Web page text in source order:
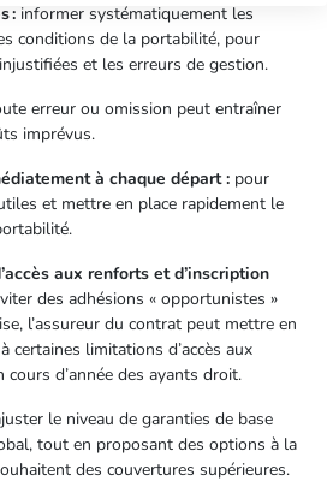
: informer systématiquement les
conditions de la portabilité, pour
et les erreurs de gestion.
erreur ou omission peut entraîner
imprévus.
à chaque départ : pour
et mettre en place rapidement le
aux renforts et d’inscription
des adhésions « opportunistes »
l’assureur du contrat peut mettre en
certaines limitations d’accès aux
cours d’année des ayants droit.
le niveau de garanties de base
tout en proposant des options à la
des couvertures supérieures.